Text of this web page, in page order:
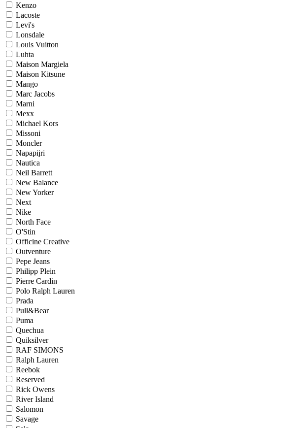
Kenzo
Lacoste
Levi's
Lonsdale
Louis Vuitton
Luhta
Maison Margiela
Maison Kitsune
Mango
Marc Jacobs
Marni
Mexx
Michael Kors
Missoni
Moncler
Napapijri
Nautica
Neil Barrett
New Balance
New Yorker
Next
Nike
North Face
O'Stin
Officine Creative
Outventure
Pepe Jeans
Philipp Plein
Pierre Cardin
Polo Ralph Lauren
Prada
Pull&Bear
Puma
Quechua
Quiksilver
RAF SIMONS
Ralph Lauren
Reebok
Reserved
Rick Owens
River Island
Salomon
Savage